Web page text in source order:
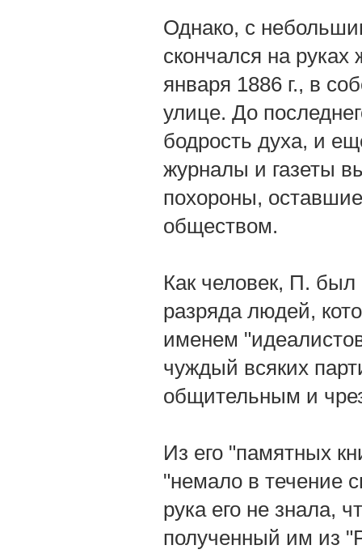
Однако, с
скончался на руках
января 1886 г., в
улице. До
бодрость духа, и
журналы и газеты
похороны,
обществом.
Как человек, П. был
разряда людей,
именем
чуждый всяких
общительным и
Из его "памятных
"немало в течение
рука его не знала,
полученный им из